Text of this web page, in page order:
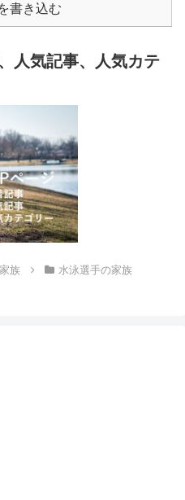
書き込む
人気記事、人気カテ
族 水泳選手の家族